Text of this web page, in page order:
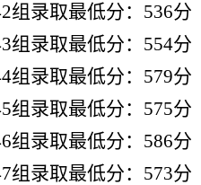
组录取最低分：536分
组录取最低分：554分
组录取最低分：579分
组录取最低分：575分
组录取最低分：586分
组录取最低分：573分